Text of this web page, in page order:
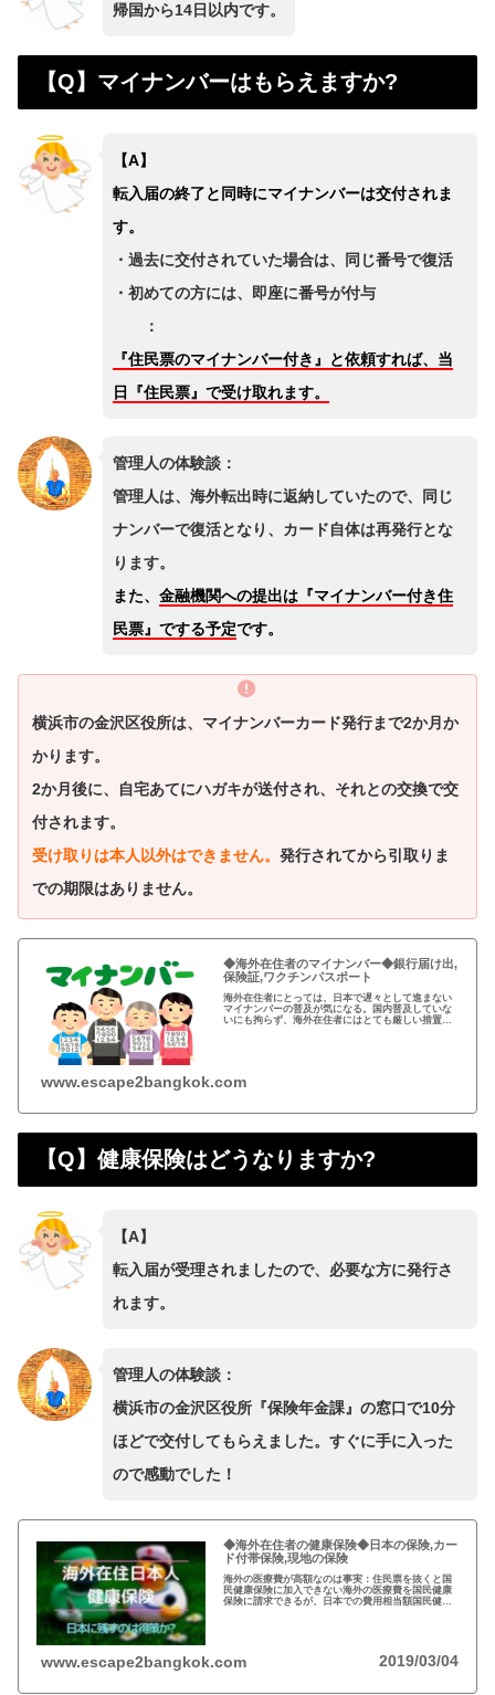
帰国から14日以内です。
【Q】マイナンバーはもらえますか?
【A】
転入届の終了と同時にマイナンバーは交付されま
す。
・過去に交付されていた場合は、同じ番号で復活
・初めての方には、即座に番号が付与
：
『住民票のマイナンバー付き』と依頼すれば、当
日『住民票』で受け取れます。
管理人の体験談：
管理人は、海外転出時に返納していたので、同じ
ナンバーで復活となり、カード自体は再発行とな
ります。
また、 金融機関への提出は『マイナンバー付き住
民票』でする予定です。
横浜市の金沢区役所は、マイナンバーカード発行まで2か月か
かります。
2か月後に、自宅あてにハガキが送付され、それとの交換で交
付されます。
受け取りは本人以外はできません。 発行されてから引取りま
での期限はありません。
◆海外在住者のマイナンバー◆銀行届け出,
保険証,ワクチンパスポート
海外在住者にとっては、日本で遅々として進まない
マイナンバーの普及が気になる。国内普及していな
いにも拘らず、海外在住者にはとても厳しい措置は
www.escape2bangkok.com
【Q】健康保険はどうなりますか?
【A】
転入届が受理されましたので、必要な方に発行さ
れます。
管理人の体験談：
横浜市の金沢区役所『保険年金課』の窓口で10分
ほどで交付してもらえました。すぐに手に入った
ので感動でした！
◆海外在住者の健康保険◆日本の保険,カー
ド付帯保険,現地の保険
海外の医療費が高額なのは事実：住民票を抜くと国
民健康保険に加入できない海外の医療費を国民健康
保険に請求できるが、日本での費用相当額国民健康
www.escape2bangkok.com 2019/03/04